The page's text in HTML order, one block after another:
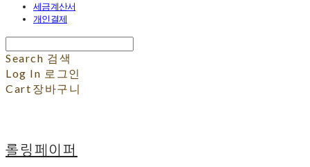
세금계산서
개인결제
Search 검색
Log In 로그인
Cart 장바구니
롤링페이퍼